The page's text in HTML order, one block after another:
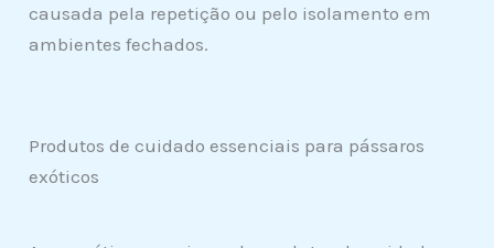
causada pela repetição ou pelo isolamento em
ambientes fechados.
Produtos de cuidado essenciais para pássaros
exóticos